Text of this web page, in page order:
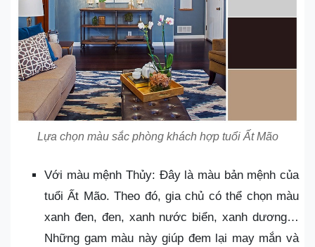
Lựa chọn màu sắc phòng khách hợp tuổi Ất Mão
Với màu mệnh Thủy: Đây là màu bản mệnh của
tuổi Ất Mão. Theo đó, gia chủ có thể chọn màu
xanh đen, đen, xanh nước biển, xanh dương…
Những gam màu này giúp đem lại may mắn và